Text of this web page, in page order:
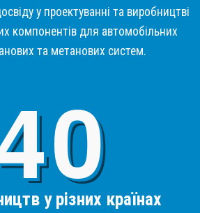
у проектуванні та виробництві
компонентів для автомобільних
та метанових систем.
у різних країнах